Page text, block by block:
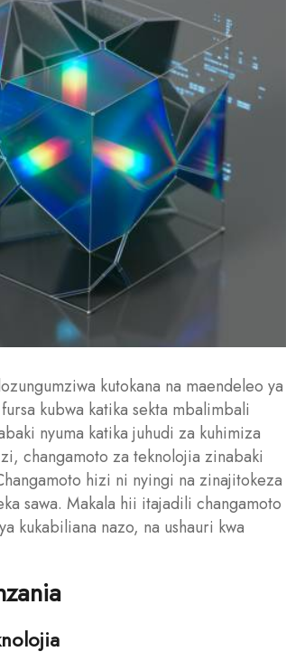
kutokana na maendeleo ya
kubwa katika sekta mbalimbali
nyuma katika juhudi za kuhimiza
changamoto za teknolojia zinabaki
hizi ni nyingi na zinajitokeza
sawa. Makala hii itajadili changamoto
kukabiliana nazo, na ushauri kwa